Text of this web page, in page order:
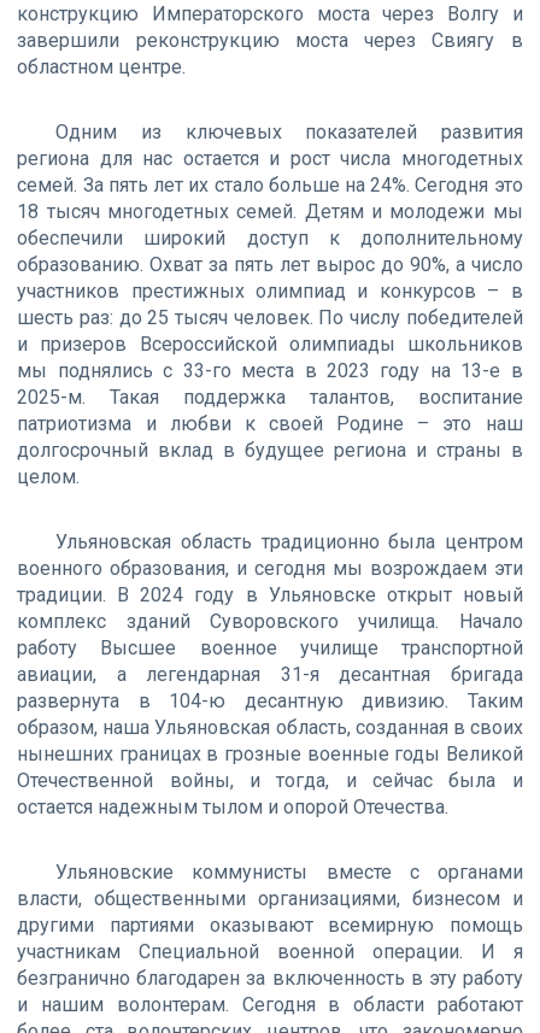
конструкцию Императорского моста через Волгу и
завершили реконструкцию моста через Свиягу в
областном центре.
Одним из ключевых показателей развития
региона для нас остается и рост числа многодетных
семей. За пять лет их стало больше на 24%. Сегодня это
18 тысяч многодетных семей. Детям и молодежи мы
обеспечили широкий доступ к дополнительному
образованию. Охват за пять лет вырос до 90%, а число
участников престижных олимпиад и конкурсов – в
шесть раз: до 25 тысяч человек. По числу победителей
и призеров Всероссийской олимпиады школьников
мы поднялись с 33-го места в 2023 году на 13-е в
2025-м. Такая поддержка талантов, воспитание
патриотизма и любви к своей Родине – это наш
долгосрочный вклад в будущее региона и страны в
целом.
Ульяновская область традиционно была центром
военного образования, и сегодня мы возрождаем эти
традиции. В 2024 году в Ульяновске открыт новый
комплекс зданий Суворовского училища. Начало
работу Высшее военное училище транспортной
авиации, а легендарная 31-я десантная бригада
развернута в 104-ю десантную дивизию. Таким
образом, наша Ульяновская область, созданная в своих
нынешних границах в грозные военные годы Великой
Отечественной войны, и тогда, и сейчас была и
остается надежным тылом и опорой Отечества.
Ульяновские коммунисты вместе с органами
власти, общественными организациями, бизнесом и
другими партиями оказывают всемирную помощь
участникам Специальной военной операции. И я
безгранично благодарен за включенность в эту работу
и нашим волонтерам. Сегодня в области работают